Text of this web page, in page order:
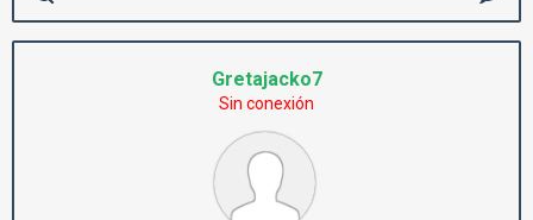
Gretajacko7
Sin conexión